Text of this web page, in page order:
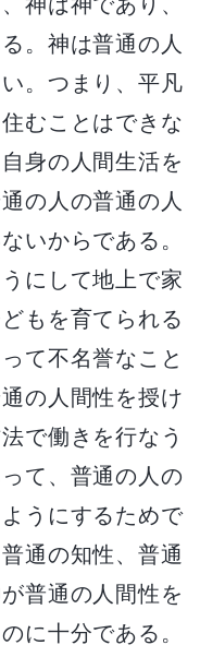
。神は普通の人
。つまり、平凡
むことはできな
身の人間生活を
の人の普通の人
いからである。
にして地上で家
もを育てられる
て不名誉なこと
の人間性を授け
で働きを行なう
て、普通の人の
うにするためで
通の知性、普通
普通の人間性を
に十分である。